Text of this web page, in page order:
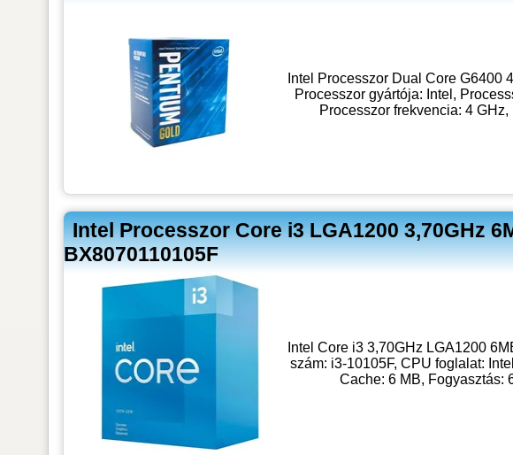
Intel Processzor Dual Core G6400
Processzor gyártója: Intel,
Processzor frekvencia: 4
Intel Processzor Core i3 LGA1200 3,70GHz
BX8070110105F
Intel Core i3 3,70GHz LGA1200
szám: i3-10105F, CPU foglalat:
Cache: 6 MB, Fogyasztás: